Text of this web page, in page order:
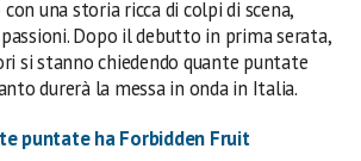
una storia ricca di colpi di scena,
Dopo il debutto in prima serata,
si stanno chiedendo quante puntate
durerà la messa in onda in Italia.
puntate ha Forbidden Fruit